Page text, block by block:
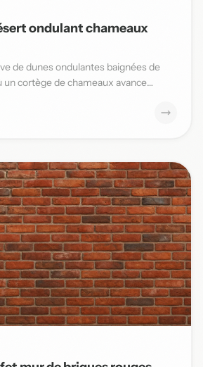
ondulant chameaux
de dunes ondulantes baignées de
un cortège de chameaux avance